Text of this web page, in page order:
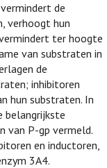
de
verhoogt hun
ter hoogte
van substraten in
de
inhibitoren
hun substraten. In
belangrijkste
van P-gp vermeld.
en inductoren,
3A4.